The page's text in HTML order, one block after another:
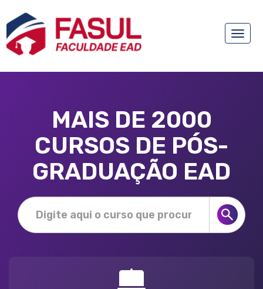
Toggle
MAIS DE 2000
CURSOS DE PÓS-
GRADUAÇÃO EAD